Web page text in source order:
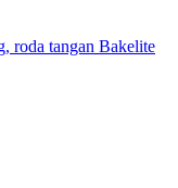
roda tangan Bakelite